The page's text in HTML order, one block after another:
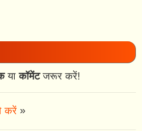
याकॉमेंटजरूर करें!
करें »